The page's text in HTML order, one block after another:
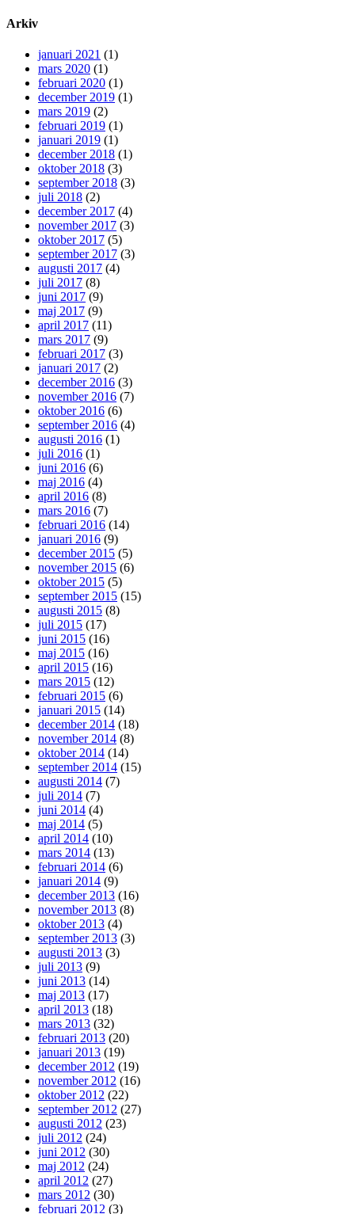
Arkiv
januari 2021 (1)
mars 2020 (1)
februari 2020 (1)
december 2019 (1)
mars 2019 (2)
februari 2019 (1)
januari 2019 (1)
december 2018 (1)
oktober 2018 (3)
september 2018 (3)
juli 2018 (2)
december 2017 (4)
november 2017 (3)
oktober 2017 (5)
september 2017 (3)
augusti 2017 (4)
juli 2017 (8)
juni 2017 (9)
maj 2017 (9)
april 2017 (11)
mars 2017 (9)
februari 2017 (3)
januari 2017 (2)
december 2016 (3)
november 2016 (7)
oktober 2016 (6)
september 2016 (4)
augusti 2016 (1)
juli 2016 (1)
juni 2016 (6)
maj 2016 (4)
april 2016 (8)
mars 2016 (7)
februari 2016 (14)
januari 2016 (9)
december 2015 (5)
november 2015 (6)
oktober 2015 (5)
september 2015 (15)
augusti 2015 (8)
juli 2015 (17)
juni 2015 (16)
maj 2015 (16)
april 2015 (16)
mars 2015 (12)
februari 2015 (6)
januari 2015 (14)
december 2014 (18)
november 2014 (8)
oktober 2014 (14)
september 2014 (15)
augusti 2014 (7)
juli 2014 (7)
juni 2014 (4)
maj 2014 (5)
april 2014 (10)
mars 2014 (13)
februari 2014 (6)
januari 2014 (9)
december 2013 (16)
november 2013 (8)
oktober 2013 (4)
september 2013 (3)
augusti 2013 (3)
juli 2013 (9)
juni 2013 (14)
maj 2013 (17)
april 2013 (18)
mars 2013 (32)
februari 2013 (20)
januari 2013 (19)
december 2012 (19)
november 2012 (16)
oktober 2012 (22)
september 2012 (27)
augusti 2012 (23)
juli 2012 (24)
juni 2012 (30)
maj 2012 (24)
april 2012 (27)
mars 2012 (30)
februari 2012 (3)